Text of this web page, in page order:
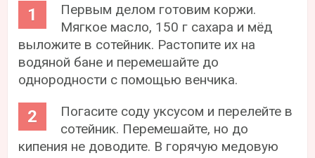
Первым делом готовим коржи.
Мягкое масло, 150 г сахара и мёд
выложите в сотейник. Растопите их на
водяной бане и перемешайте до
однородности с помощью венчика.
Погасите соду уксусом и перелейте в
сотейник. Перемешайте, но до
кипения не доводите. В горячую медовую